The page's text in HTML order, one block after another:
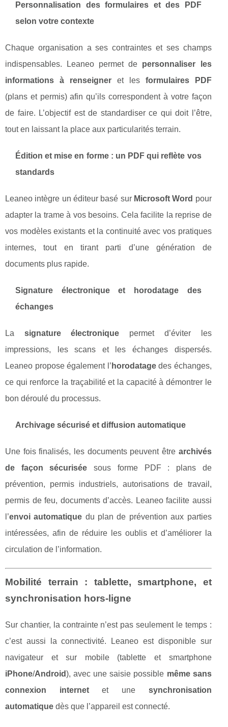
Personnalisation des formulaires et des PDF
selon votre contexte
Chaque organisation a ses contraintes et ses champs
indispensables. Leaneo permet de personnaliser les
informations à renseigneret les formulaires PDF
(plans et permis) afin qu’ils correspondent à votre façon
de faire. L’objectif est de standardiser ce qui doit l’être,
tout en laissant la place aux particularités terrain.
Édition et mise en forme : un PDF qui reflète vos
standards
Leaneo intègre un éditeur basé sur Microsoft Word pour
adapter la trame à vos besoins. Cela facilite la reprise de
vos modèles existants et la continuité avec vos pratiques
internes, tout en tirant parti d’une génération de
documents plus rapide.
Signature électronique et horodatage des
échanges
La signature électronique permet d’éviter les
impressions, les scans et les échanges dispersés.
Leaneo propose également l’ horodatagedes échanges,
ce qui renforce la traçabilité et la capacité à démontrer le
bon déroulé du processus.
Archivage sécurisé et diffusion automatique
Une fois finalisés, les documents peuvent être archivés
de façon sécurisée sous forme PDF : plans de
prévention, permis industriels, autorisations de travail,
permis de feu, documents d’accès. Leaneo facilite aussi
l’envoi automatique du plan de prévention aux parties
intéressées, afin de réduire les oublis et d’améliorer la
circulation de l’information.
Mobilité terrain : tablette, smartphone, et
synchronisation hors-ligne
Sur chantier, la contrainte n’est pas seulement le temps :
c’est aussi la connectivité. Leaneo est disponible sur
navigateur et sur mobile (tablette et smartphone
iPhone/Android), avec une saisie possible même sans
connexion internetet une synchronisation
automatique dès que l’appareil est connecté.